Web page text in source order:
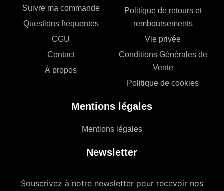
Suivre ma commande
Questions fréquentes
CGU
Contact
À propos
Politique de retours et
remboursements
Vie privée
Conditions Générales de
Vente
Politique de cookies
Mentions légales
Mentions légales
Newsletter
Souscrivez à notre newsletter pour recevoir nos